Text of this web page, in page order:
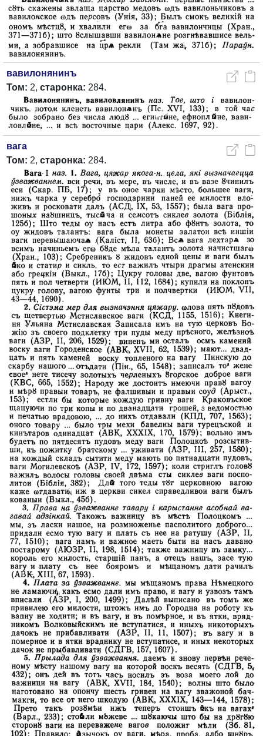
вавилонянинъ
Том: 2, старонка: 284.
вага
Том: 2, старонка: 284.